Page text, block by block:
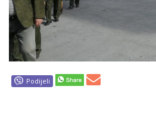
Podijeli